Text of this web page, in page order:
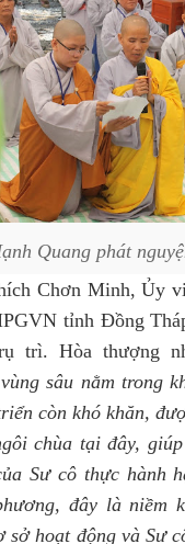
Quang phát
Chơn Minh, Ủy
tỉnh Đồng
trì. Hòa thượng
sâu nằm trong
còn khó khăn,
chùa tại đây,
Sư cô thực hành
đây là niềm
sở hoạt động và Sư